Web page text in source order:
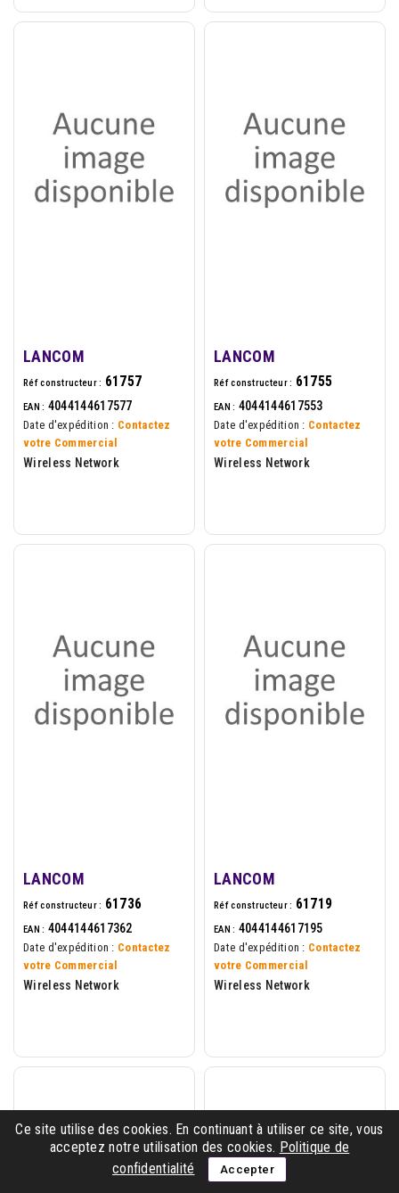
LANCOM
Réf constructeur : 61757
EAN : 4044144617577
Date d'expédition : Contactez
votre Commercial
Wireless Network
LANCOM
Réf constructeur : 61755
EAN : 4044144617553
Date d'expédition : Contactez
votre Commercial
Wireless Network
LANCOM
Réf constructeur : 61736
EAN : 4044144617362
Date d'expédition : Contactez
votre Commercial
Wireless Network
LANCOM
Réf constructeur : 61719
EAN : 4044144617195
Date d'expédition : Contactez
votre Commercial
Wireless Network
Ce site utilise des cookies. En continuant à utiliser ce site, vous
acceptez notre utilisation des cookies. Politique de
confidentialité
Accepter